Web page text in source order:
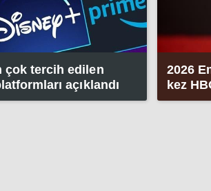
çok tercih edilen
açıklandı
2026
kez